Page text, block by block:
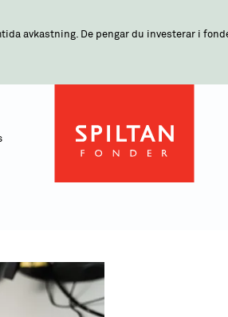
avkastning. De pengar du investerar i